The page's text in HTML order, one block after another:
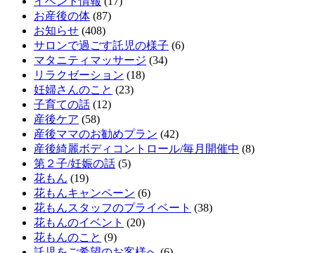
お産後の体 (87)
お知らせ (408)
サロンで過ごす託児の様子 (6)
マタニティマッサージ (34)
リラクゼーション (18)
妊婦さんのこと (23)
子育ての話 (12)
産後ケア (58)
産後ママのお勧めプラン (42)
産後綺麗ボディコントロール/毎月開催中 (8)
第２子/妊娠の話 (5)
花もん (19)
花もんキャンペーン (6)
花もんスタッフのプライベート (38)
花もんのイベント (20)
花もんのこと (9)